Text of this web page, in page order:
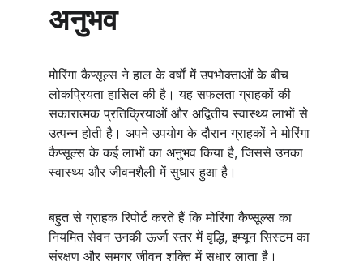
अनुभव
मोरिंगा कैप्सूल्स ने हाल के वर्षों में उपभोक्ताओं के बीच
लोकप्रियता हासिल की है। यह सफलता ग्राहकों की
सकारात्मक प्रतिक्रियाओं और अद्वितीय स्वास्थ्य लाभों से
उत्पन्न होती है। अपने उपयोग के दौरान ग्राहकों ने मोरिंगा
कैप्सूल्स के कई लाभों का अनुभव किया है, जिससे उनका
स्वास्थ्य और जीवनशैली में सुधार हुआ है।
बहुत से ग्राहक रिपोर्ट करते हैं कि मोरिंगा कैप्सूल्स का
नियमित सेवन उनकी ऊर्जा स्तर में वृद्धि, इम्यून सिस्टम का
संरक्षण और समग्र जीवन शक्ति में सुधार लाता है।